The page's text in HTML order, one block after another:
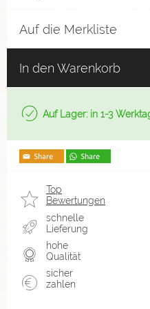
Auf die Merkliste
In den Warenkorb
Auf Lager: in 1-3
Top
Bewertungen
schnelle
Lieferung
hohe
Qualität
sicher
zahlen